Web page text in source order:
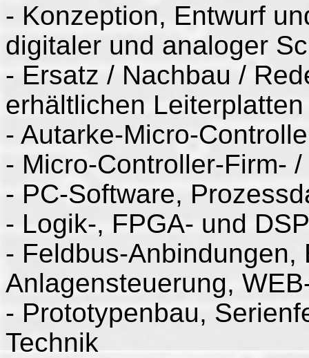
- Konzeption, Entwurf
digitaler und analoger
- Ersatz / Nachbau /
erhältlichen
- Autarke-Micro-
- Micro-Controller-Firm-
- PC-Software,
- Logik-, FPGA- und
- Feldbus-Anbindungen,
Anlagensteuerung,
- Prototypenbau,
Technik